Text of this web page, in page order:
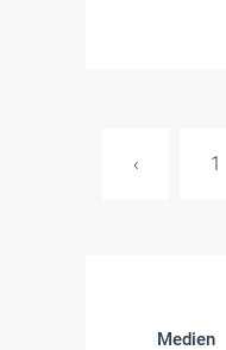
‹ 1
Medien